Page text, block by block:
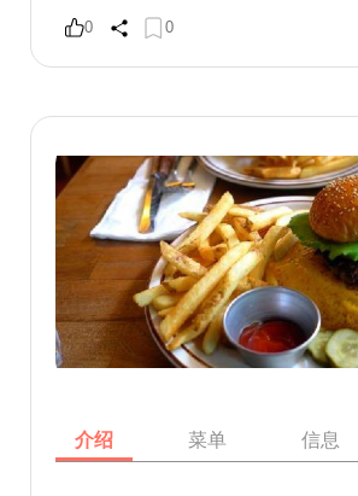
0 0
介绍 菜单 信息